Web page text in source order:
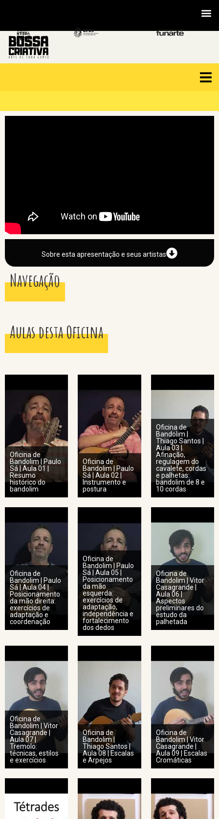
Sobre esta apresentação e seus artistas
Navegação
Aulas desta Oficina
Oficina de
Bandolim | Paulo
Sá | Aula 01 |
Resumo
histórico do
bandolim
Oficina de
Bandolim | Paulo
Sá | Aula 02 |
Instrumento e
postura
Oficina de
Bandolim |
Thiago Santos |
Aula 03 |
Afinação,
regulagem do
cavalete, cordas
e palhetas:
bandolim de 8 e
10 cordas
Oficina de
Bandolim | Paulo
Sá | Aula 04 |
Posicionamento
da mão direita:
exercícios de
adaptação e
coordenação
Oficina de
Bandolim | Paulo
Sá | Aula 05 |
Posicionamento
da mão
esquerda:
exercícios de
adaptação,
independência e
fortalecimento
dos dedos
Oficina de
Bandolim | Vitor
Casagrande |
Aula 06 |
Aspectos
preliminares do
estudo da
palhetada
Oficina de
Bandolim | Vitor
Casagrande |
Aula 07 |
Tremolo:
técnicas, estilos
e exercícios
Oficina de
Bandolim |
Thiago Santos |
Aula 08 | Escalas
e Arpejos
Oficina de
Bandolim | Vitor
Casagrande |
Aula 09 | Escalas
Cromáticas